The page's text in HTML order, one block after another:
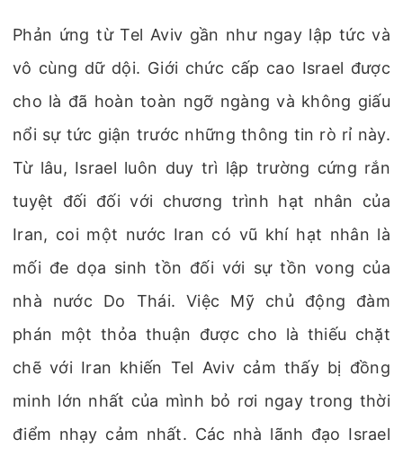
Phản ứng từ Tel Aviv gần như ngay lập tức và
vô cùng dữ dội. Giới chức cấp cao Israel được
cho là đã hoàn toàn ngỡ ngàng và không giấu
nổi sự tức giận trước những thông tin rò rỉ này.
Từ lâu, Israel luôn duy trì lập trường cứng rắn
tuyệt đối đối với chương trình hạt nhân của
Iran, coi một nước Iran có vũ khí hạt nhân là
mối đe dọa sinh tồn đối với sự tồn vong của
nhà nước Do Thái. Việc Mỹ chủ động đàm
phán một thỏa thuận được cho là thiếu chặt
chẽ với Iran khiến Tel Aviv cảm thấy bị đồng
minh lớn nhất của mình bỏ rơi ngay trong thời
điểm nhạy cảm nhất. Các nhà lãnh đạo Israel